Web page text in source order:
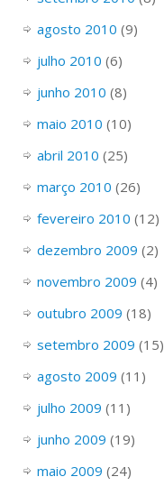
agosto 2010 (9)
julho 2010 (6)
junho 2010 (8)
maio 2010 (10)
abril 2010 (25)
março 2010 (26)
fevereiro 2010 (12)
dezembro 2009 (2)
novembro 2009 (4)
outubro 2009 (18)
setembro 2009 (15)
agosto 2009 (11)
julho 2009 (11)
junho 2009 (19)
maio 2009 (24)